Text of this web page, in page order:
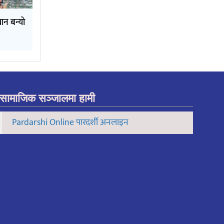
बन्यो
सामाजिक सञ्जालमा हामी
Pardarshi Online पारदर्शी अनलाइन